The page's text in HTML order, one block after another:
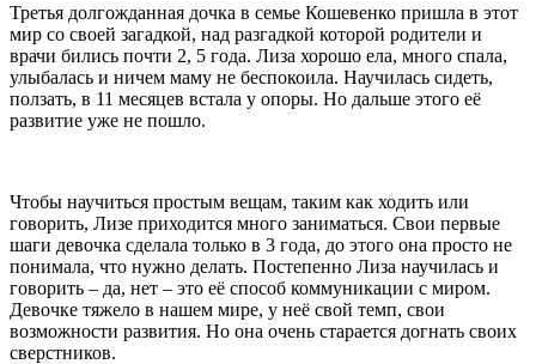
Третья долгожданная дочка в семье Кошевенко пришла в этот
мир со своей загадкой, над разгадкой которой родители и
врачи бились почти 2, 5 года. Лиза хорошо ела, много спала,
улыбалась и ничем маму не беспокоила. Научилась сидеть,
ползать, в 11 месяцев встала у опоры. Но дальше этого её
развитие уже не пошло.
Чтобы научиться простым вещам, таким как ходить или
говорить, Лизе приходится много заниматься. Свои первые
шаги девочка сделала только в 3 года, до этого она просто не
понимала, что нужно делать. Постепенно Лиза научилась и
говорить – да, нет – это её способ коммуникации с миром.
Девочке тяжело в нашем мире, у неё свой темп, свои
возможности развития. Но она очень старается догнать своих
сверстников.